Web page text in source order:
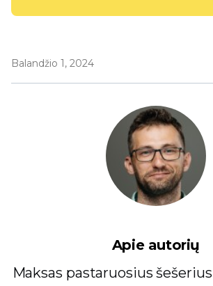
Balandžio 1, 2024
Apie autorių
Maksas pastaruosius